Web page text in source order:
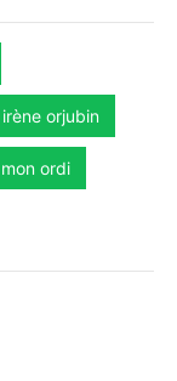
irène orjubin
ordi